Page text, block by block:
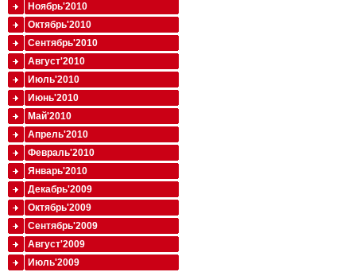
Ноябрь'2010
Октябрь'2010
Сентябрь'2010
Август'2010
Июль'2010
Июнь'2010
Май'2010
Апрель'2010
Февраль'2010
Январь'2010
Декабрь'2009
Октябрь'2009
Сентябрь'2009
Август'2009
Июль'2009